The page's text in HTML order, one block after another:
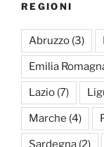
REGIONI
Abruzzo (3)
Emilia
Lazio (7)
Marche (4)
Sardegna (2)